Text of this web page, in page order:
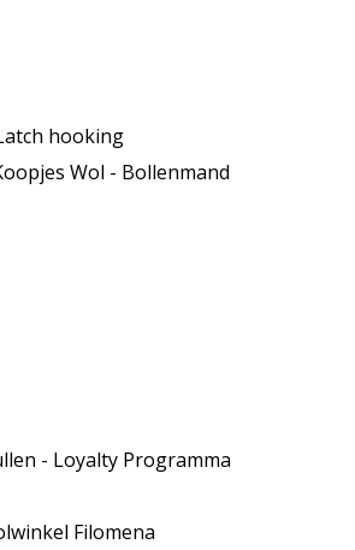
hooking
Wol - Bollenmand
- Loyalty Programma
Filomena